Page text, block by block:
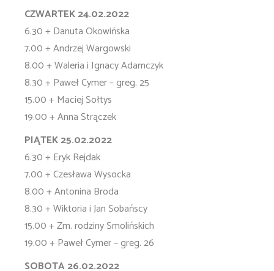
CZWARTEK 24.02.2022
6.30 + Danuta Okowińska
7.00 + Andrzej Wargowski
8.00 + Waleria i Ignacy Adamczyk
8.30 + Paweł Cymer – greg. 25
15.00 + Maciej Sołtys
19.00 + Anna Strączek
PIĄTEK 25.02.2022
6.30 + Eryk Rejdak
7.00 + Czesława Wysocka
8.00 + Antonina Broda
8.30 + Wiktoria i Jan Sobańscy
15.00 + Zm. rodziny Smolińskich
19.00 + Paweł Cymer – greg. 26
SOBOTA 26.02.2022